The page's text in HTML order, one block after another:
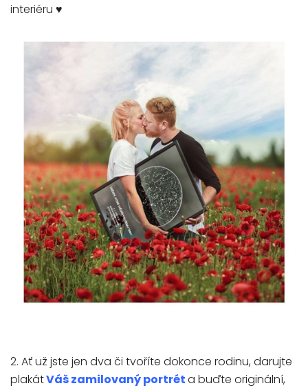
interiéru ♥
2. Ať už jste jen dva či tvoříte dokonce rodinu, darujte
plakátVáš zamilovaný portréta buďte originální,